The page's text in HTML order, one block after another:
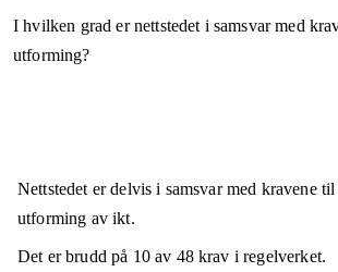
I hvilken grad er nettstedet i samsvar med
utforming?
Nettstedet erdelvis i samsvarmed kravene
utforming av ikt.
Det er brudd på 10av 48krav i regelverket.